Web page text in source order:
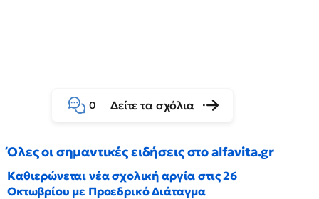
0 Δείτε τα σχόλια
Όλες οι σημαντικές ειδήσεις στο alfavita.gr
Καθιερώνεται νέα σχολική αργία στις 26
Οκτωβρίου με Προεδρικό Διάταγμα